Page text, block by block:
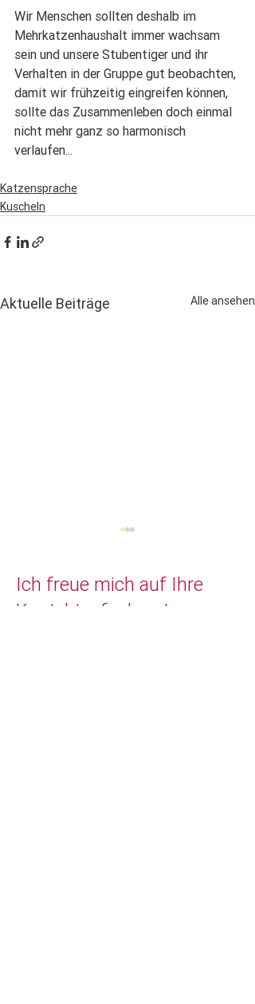
Wir Menschen sollten deshalb im
Mehrkatzenhaushalt immer wachsam
sein und unsere Stubentiger und ihr
Verhalten in der Gruppe gut beobachten,
damit wir frühzeitig eingreifen können,
sollte das Zusammenleben doch einmal
nicht mehr ganz so harmonisch
verlaufen...
Katzensprache
Kuscheln
Aktuelle Beiträge Alle ansehen
Ich freue mich auf Ihre
Kontaktaufnahme!